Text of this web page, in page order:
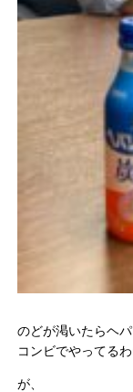
のどが渇いたらヘ
コンビでやってるわ
が、